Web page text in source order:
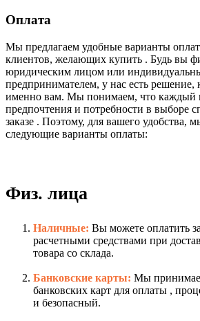
Оплата
Мы предлагаем удобные варианты
клиентов, желающих купить . Будь вы
юридическим лицом или
предпринимателем, у нас есть решение,
именно вам. Мы понимаем, что каждый
предпочтения и потребности в выборе
заказе . Поэтому, для вашего удобства,
следующие варианты оплаты:
Физ. лица
Наличные: Вы можете оплатить
расчетными средствами при
товара со склада.
Банковские карты: Мы
банковских карт для оплаты ,
и безопасный.